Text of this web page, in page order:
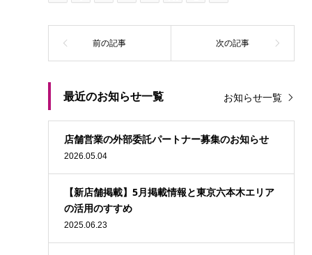
最近のお知らせ一覧 お知らせ一覧
店舗営業の外部委託パートナー募集のお知らせ
2026.05.04
【新店舗掲載】5月掲載情報と東京六本木エリア
の活用のすすめ
2025.06.23